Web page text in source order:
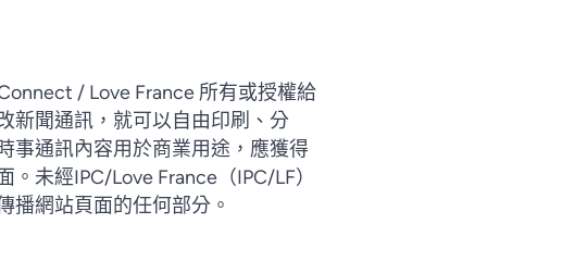
/ Love France 所有或授權給
新聞通訊，就可以自由印刷、分
事通訊內容用於商業用途，應獲得
未經IPC/Love France（IPC/LF）
播網站頁面的任何部分。